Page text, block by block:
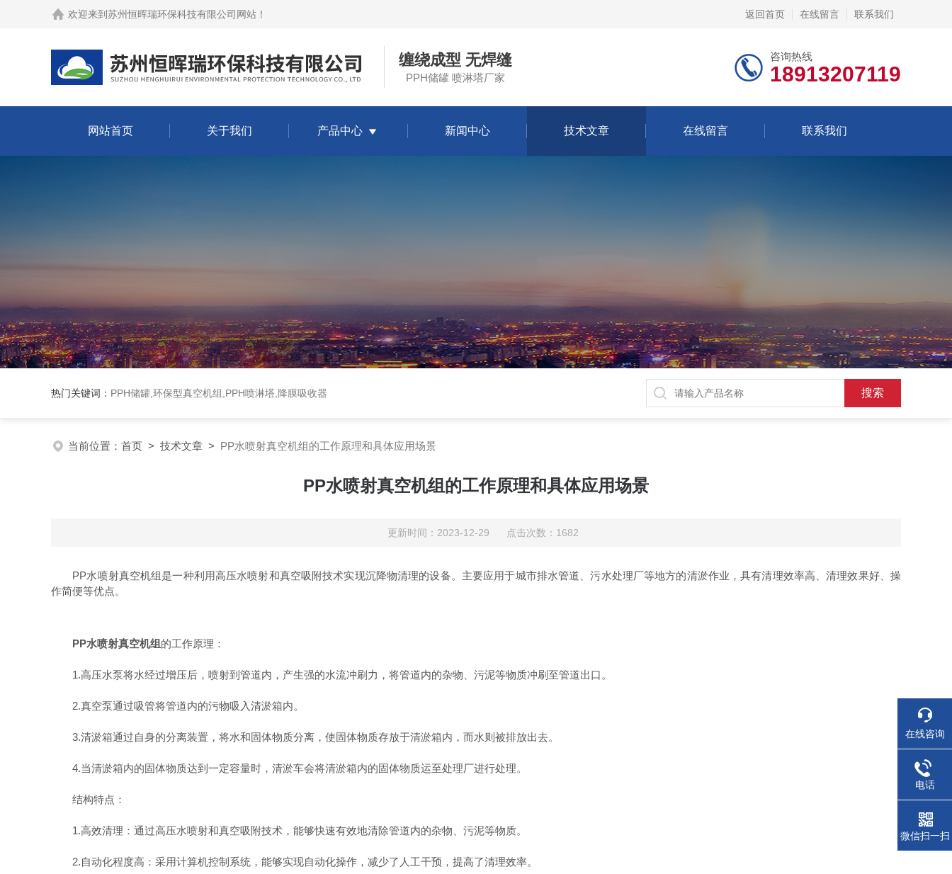
欢迎来到 苏州恒晖瑞环保科技有限公司网站 ！ 返回首页 在线留言 联系我们
缠绕成型 无焊缝
PPH储罐 喷淋塔厂家
咨询热线
18913207119
网站首页 关于我们 产品中心 新闻中心 技术文章 在线留言 联系我们
热门关键词： PPH储罐,环保型真空机组,PPH喷淋塔,降膜吸收器
当前位置： 首页 > 技术文章 > PP水喷射真空机组的工作原理和具体应用场景
PP水喷射真空机组的工作原理和具体应用场景
更新时间：2023-12-29 点击次数：1682
PP水喷射真空机组是一种利用高压水喷射和真空吸附技术实现沉降物清理的设备。主要应用于城市排水管道、污水处理厂等地方的清淤作业，具有清理效率高、清理效果好、操
作简便等优点。
PP水喷射真空机组 的工作原理：
1.高压水泵将水经过增压后，喷射到管道内，产生强的水流冲刷力，将管道内的杂物、污泥等物质冲刷至管道出口。
2.真空泵通过吸管将管道内的污物吸入清淤箱内。
3.清淤箱通过自身的分离装置，将水和固体物质分离，使固体物质存放于清淤箱内，而水则被排放出去。
4.当清淤箱内的固体物质达到一定容量时，清淤车会将清淤箱内的固体物质运至处理厂进行处理。
结构特点：
1.高效清理：通过高压水喷射和真空吸附技术，能够快速有效地清除管道内的杂物、污泥等物质。
2.自动化程度高：采用计算机控制系统，能够实现自动化操作，减少了人工干预，提高了清理效率。
在线咨询
电话
微信扫一扫